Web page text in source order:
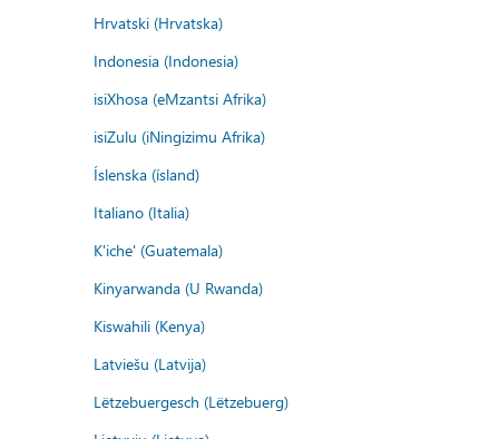
Hrvatski (Hrvatska)
Indonesia (Indonesia)
isiXhosa (eMzantsi Afrika)
isiZulu (iNingizimu Afrika)
Íslenska (ísland)
Italiano (Italia)
K'iche' (Guatemala)
Kinyarwanda (U Rwanda)
Kiswahili (Kenya)
Latviešu (Latvija)
Lëtzebuergesch (Lëtzebuerg)